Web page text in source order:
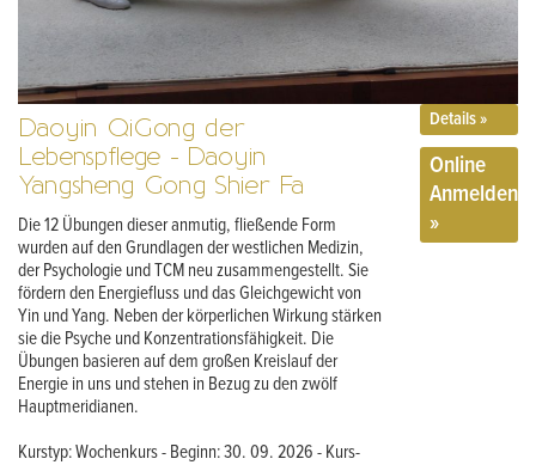
Daoyin QiGong der
Lebenspflege - Daoyin
Yangsheng Gong Shier Fa
Die 12 Übungen dieser anmutig, fließende Form
wurden auf den Grundlagen der westlichen Medizin,
der Psychologie und TCM neu zusammengestellt. Sie
fördern den Energiefluss und das Gleichgewicht von
Yin und Yang. Neben der körperlichen Wirkung stärken
sie die Psyche und Konzentrationsfähigkeit. Die
Übungen basieren auf dem großen Kreislauf der
Energie in uns und stehen in Bezug zu den zwölf
Hauptmeridianen.
Kurstyp: Wochenkurs - Beginn: 30. 09. 2026 - Kurs-
Details »
Online
Anmelden
»